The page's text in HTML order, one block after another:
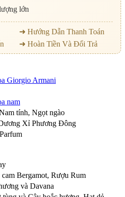
lớn
➜ Hướng Dẫn Thanh Toán
➜ Hoàn Tiền Và Đổi Trả
Giorgio Armani
nam
tính, Ngọt ngào
Xỉ Phương Đông
Bergamot, Rượu Rum
và Davana